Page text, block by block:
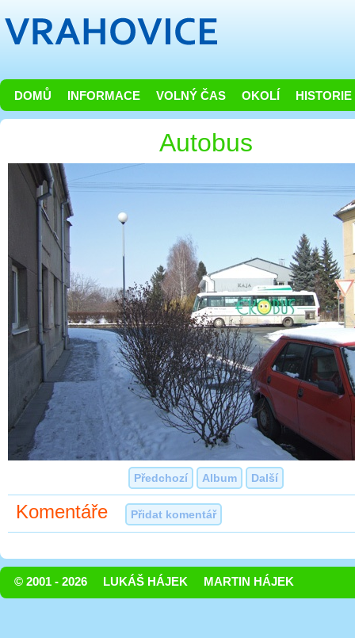
DOMŮ INFORMACE VOLNÝ ČAS OKOLÍ HISTORIE
Autobus
Předchozí Album Další
Komentáře Přidat komentář
© 2001 - 2026 LUKÁŠ HÁJEK MARTIN HÁJEK